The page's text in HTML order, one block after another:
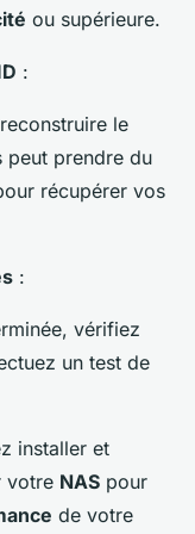
ou supérieure.
:
le
peut prendre du
récupérer vos
:
vérifiez
un test de
installer et
votre NAS pour
de votre